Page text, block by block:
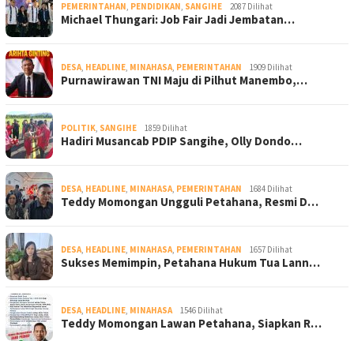
PEMERINTAHAN, PENDIDIKAN, SANGIHE 2087 Dilihat
Michael Thungari: Job Fair Jadi Jembatan…
DESA, HEADLINE, MINAHASA, PEMERINTAHAN 1909 Dilihat
Purnawirawan TNI Maju di Pilhut Manembo,…
POLITIK, SANGIHE 1859 Dilihat
Hadiri Musancab PDIP Sangihe, Olly Dondo…
DESA, HEADLINE, MINAHASA, PEMERINTAHAN 1684 Dilihat
Teddy Momongan Ungguli Petahana, Resmi D…
DESA, HEADLINE, MINAHASA, PEMERINTAHAN 1657 Dilihat
Sukses Memimpin, Petahana Hukum Tua Lann…
DESA, HEADLINE, MINAHASA 1546 Dilihat
Teddy Momongan Lawan Petahana, Siapkan R…